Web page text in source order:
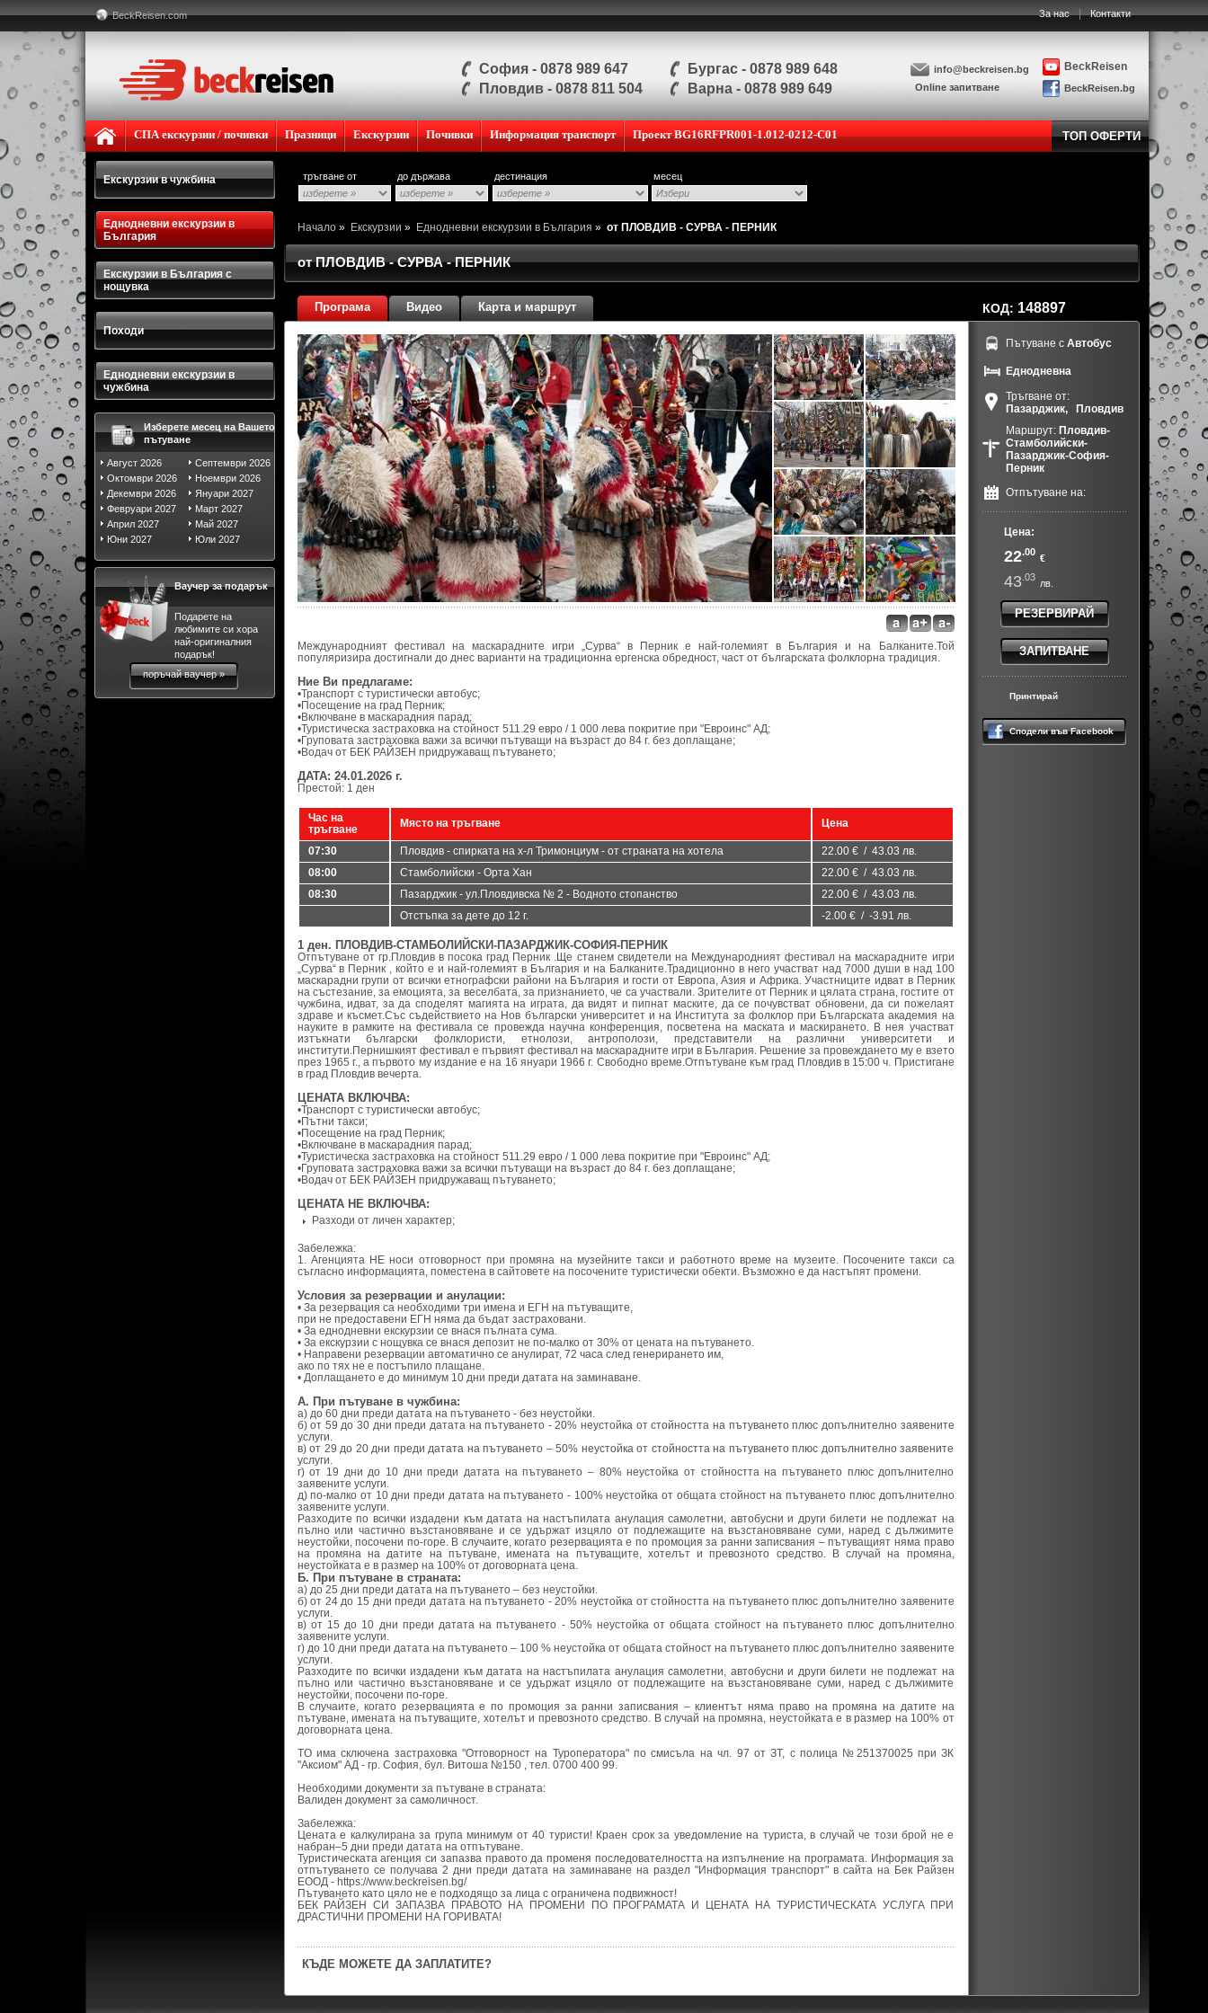
За нас | Контакти
BeckReisen.com
София - 0878 989 647
Пловдив - 0878 811 504
Бургас - 0878 989 648
Варна - 0878 989 649
info@beckreisen.bg
Online запитване
BeckReisen
BeckReisen.bg
ТОП ОФЕРТИ
СПА екскурзии / почивки Празници Екскурзии Почивки Информация транспорт Проект BG16RFPR001-1.012-0212-C01
Екскурзии в чужбина
Еднодневни екскурзии в
България
Екскурзии в България с
нощувка
Походи
Еднодневни екскурзии в
чужбина
Изберете месец на Вашето
пътуване
Август 2026
Септември 2026
Октомври 2026
Ноември 2026
Декември 2026
Януари 2027
Февруари 2027
Март 2027
Април 2027
Май 2027
Юни 2027
Юли 2027
Ваучер за подарък
Подарете на
любимите си хора
най-оригиналния
подарък!
поръчай ваучер »
тръгване от до държава дестинация месец
Начало » Екскурзии » Еднодневни екскурзии в България » от ПЛОВДИВ - СУРВА - ПЕРНИК
от ПЛОВДИВ - СУРВА - ПЕРНИК
КОД: 148897
Програма Видео Карта и маршрут
Пътуване с Автобус
Еднодневна
Тръгване от:
Пазарджик,
Пловдив
Маршрут: Пловдив-
Стамболийски-
Пазарджик-София-
Перник
Отпътуване на:
Цена:
22.00
€
43 .03
лв.
РЕЗЕРВИРАЙ
ЗАПИТВАНЕ
Принтирай
Сподели във Facebook
Международният фестивал на маскарадните игри „Сурва“ в Перник e най-големият в България и на Балканите.Той
популяризира достигнали до днес варианти на традиционна ергенска обредност, част от българската фолклорна традиция.
Ние Ви предлагаме:
•Транспорт с туристически автобус;
•Посещение на град Перник;
•Включване в маскарадния парад;
•Туристическа застраховка на стойност 511.29 евро / 1 000 лева покритие при "Евроинс" АД;
•Груповата застраховка важи за всички пътуващи на възраст до 84 г. без доплащане;
•Водач от БЕК РАЙЗЕН придружаващ пътуването;
ДАТА: 24.01.2026 г.
Престой: 1 ден
Час на
тръгване
Място на тръгване Цена
07:30 Пловдив - спирката на х-л Тримонциум - от страната на хотела
22.00 € / 43.03 лв.
08:00
Стамболийски - Орта Хан
22.00 € / 43.03 лв.
08:30
Пазарджик - ул.Пловдивска № 2 - Водното стопанство
22.00 € / 43.03 лв.
Отстъпка за дете до 12 г.
-2.00 € / -3.91 лв.
1 ден. ПЛОВДИВ-СТАМБОЛИЙСКИ-ПАЗАРДЖИК-СОФИЯ-ПЕРНИК
Отпътуване от гр.Пловдив в посока град Перник .Ще станем свидетели на Международният фестивал на маскарадните игри
„Сурва“ в Перник , който е и най-големият в България и на Балканите.Традиционно в него участват над 7000 души в над 100
маскарадни групи от всички етнографски райони на България и гости от Европа, Азия и Африка. Участниците идват в Перник
на състезание, за емоцията, за веселбата, за признанието, че са участвали. Зрителите от Перник и цялата страна, гостите от
чужбина, идват, за да споделят магията на играта, да видят и пипнат маските, да се почувстват обновени, да си пожелаят
здраве и късмет.Със съдействието на Нов български университет и на Института за фолклор при Българската академия на
науките в рамките на фестивала се провежда научна конференция, посветена на маската и маскирането. В нея участват
изтъкнати български фолклористи, етнолози, антрополози, представители на различни университети и
институти.Пернишкият фестивал е първият фестивал на маскарадните игри в България. Решение за провеждането му е взето
през 1965 г., а първото му издание е на 16 януари 1966 г. Свободно време.Отпътуване към град Пловдив в 15:00 ч. Пристигане
в град Пловдив вечерта.
ЦЕНАТА ВКЛЮЧВА:
•Транспорт с туристически автобус;
•Пътни такси;
•Посещение на град Перник;
•Включване в маскарадния парад;
•Туристическа застраховка на стойност 511.29 евро / 1 000 лева покритие при "Евроинс" АД;
•Груповата застраховка важи за всички пътуващи на възраст до 84 г. без доплащане;
•Водач от БЕК РАЙЗЕН придружаващ пътуването;
ЦЕНАТА НЕ ВКЛЮЧВА:
Разходи от личен характер;
Забележка:
1. Агенцията НЕ носи отговорност при промяна на музейните такси и работното време на музеите. Посочените такси са
съгласно информацията, поместена в сайтовете на посочените туристически обекти. Възможно е да настъпят промени.
Условия за резервации и анулации:
• За резервация са необходими три имена и ЕГН на пътуващите,
при не предоставени ЕГН няма да бъдат застраховани.
• За еднодневни екскурзии се внася пълната сума.
• За екскурзии с нощувка се внася депозит не по-малко от 30% от цената на пътуването.
• Направени резервации автоматично се анулират, 72 часа след генерирането им,
ако по тях не е постъпило плащане.
• Доплащането е до минимум 10 дни преди датата на заминаване.
А. При пътуване в чужбина:
а) до 60 дни преди датата на пътуването - без неустойки.
б) от 59 до 30 дни преди датата на пътуването - 20% неустойка от стойността на пътуването плюс допълнително заявените
услуги.
в) от 29 до 20 дни преди датата на пътуването – 50% неустойка от стойността на пътуването плюс допълнително заявените
услуги.
г) от 19 дни до 10 дни преди датата на пътуването – 80% неустойка от стойността на пътуването плюс допълнително
заявените услуги.
д) по-малко от 10 дни преди датата на пътуването - 100% неустойка от общата стойност на пътуването плюс допълнително
заявените услуги.
Разходите по всички издадени към датата на настъпилата анулация самолетни, автобусни и други билети не подлежат на
пълно или частично възстановяване и се удържат изцяло от подлежащите на възстановяване суми, наред с дължимите
неустойки, посочени по-горе. В случаите, когато резервацията е по промоция за ранни записвания – пътуващият няма право
на промяна на датите на пътуване, имената на пътуващите, хотелът и превозното средство. В случай на промяна,
неустойката е в размер на 100% от договорната цена.
Б. При пътуване в страната:
а) до 25 дни преди датата на пътуването – без неустойки.
б) от 24 до 15 дни преди датата на пътуването - 20% неустойка от стойността на пътуването плюс допълнително заявените
услуги.
в) от 15 до 10 дни преди датата на пътуването - 50% неустойка от общата стойност на пътуването плюс допълнително
заявените услуги.
г) до 10 дни преди датата на пътуването – 100 % неустойка от общата стойност на пътуването плюс допълнително заявените
услуги.
Разходите по всички издадени към датата на настъпилата анулация самолетни, автобусни и други билети не подлежат на
пълно или частично възстановяване и се удържат изцяло от подлежащите на възстановяване суми, наред с дължимите
неустойки, посочени по-горе.
В случаите, когато резервацията е по промоция за ранни записвания – клиентът няма право на промяна на датите на
пътуване, имената на пътуващите, хотелът и превозното средство. В случай на промяна, неустойката е в размер на 100% от
договорната цена.
ТO има сключена застраховка "Отговорност на Туроператора" по смисъла на чл. 97 от ЗТ, с полица №251370025 при ЗК
"Аксиом" АД - гр. София, бул. Витоша №150 , тел. 0700 400 99.
Необходими документи за пътуване в страната:
Валиден документ за самоличност.
Забележка:
Цената е калкулирана за група минимум от 40 туристи! Краен срок за уведомление на туриста, в случай че този брой не е
набран–5 дни преди датата на отпътуване.
Туристическата агенция си запазва правото да променя последователността на изпълнение на програмата. Информация за
отпътуването се получава 2 дни преди датата на заминаване на раздел "Информация транспорт" в сайта на Бек Райзен
ЕООД - https://www.beckreisen.bg/
Пътуването като цяло не е подходящо за лица с ограничена подвижност!
БЕК РАЙЗЕН СИ ЗАПАЗВА ПРАВОТО НА ПРОМЕНИ ПО ПРОГРАМАТА И ЦЕНАТА НА ТУРИСТИЧЕСКАТА УСЛУГА ПРИ
ДРАСТИЧНИ ПРОМЕНИ НА ГОРИВАТА!
КЪДЕ МОЖЕТЕ ДА ЗАПЛАТИТЕ?